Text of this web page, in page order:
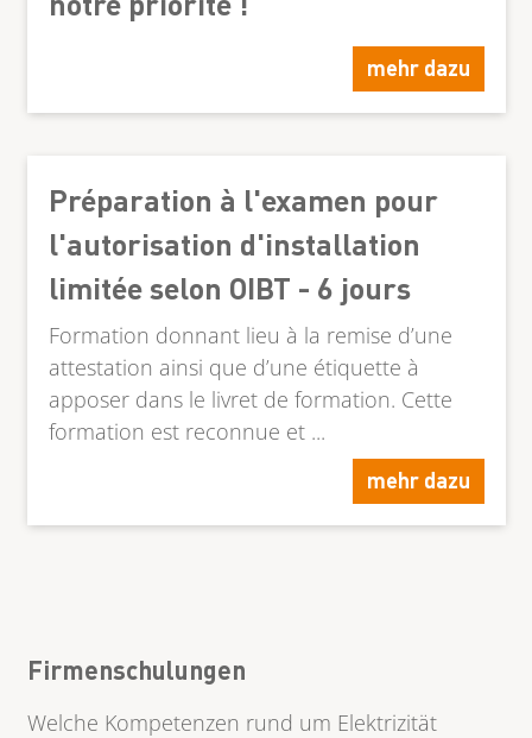
mehr dazu
Préparation à l'examen pour
l'autorisation d'installation
limitée selon OIBT - 6 jours
Formation donnant lieu à la remise d’une
attestation ainsi que d’une étiquette à
apposer dans le livret de formation. Cette
formation est reconnue et ...
mehr dazu
Firmenschulungen
Welche Kompetenzen rund um Elektrizität